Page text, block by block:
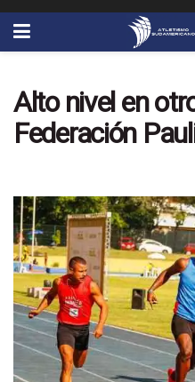
Alto nivel en
Federación